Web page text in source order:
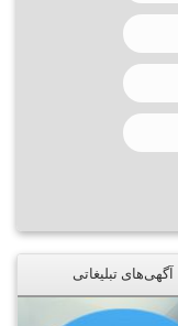
آگهی‌های تبلیغاتی